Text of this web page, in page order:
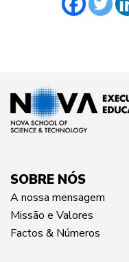
SOBRE NÓS
A nossa mensagem
Missão e Valores
Factos & Números